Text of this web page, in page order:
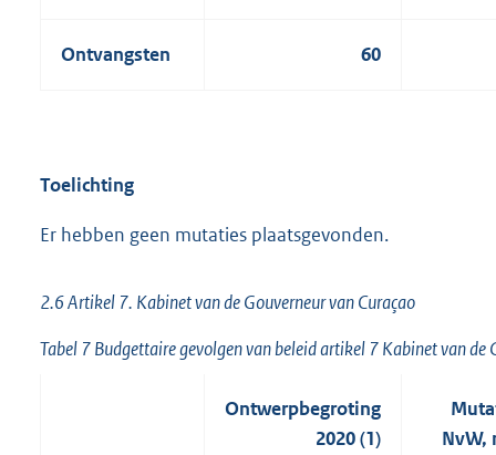
Ontvangsten 60
Toelichting
Er hebben geen mutaties plaatsgevonden.
2.6 Artikel 7. Kabinet van de Gouverneur van Curaçao
Tabel 7 Budgettaire gevolgen van beleid artikel 7 Kabinet van
Ontwerpbegroting
2020 (1)
NvW,